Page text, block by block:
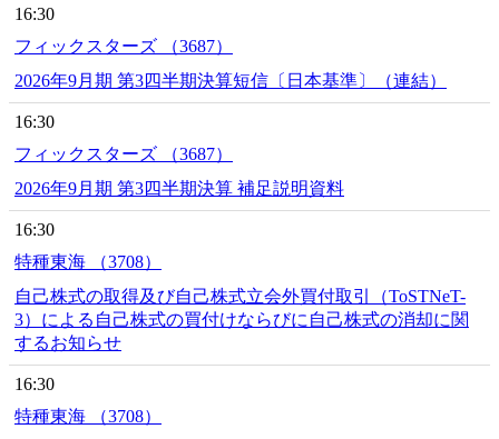
16:30
フィックスターズ （3687）
2026年9月期 第3四半期決算短信〔日本基準〕（連結）
16:30
フィックスターズ （3687）
2026年9月期 第3四半期決算 補足説明資料
16:30
特種東海 （3708）
自己株式の取得及び自己株式立会外買付取引（ToSTNeT-
3）による自己株式の買付けならびに自己株式の消却に関
するお知らせ
16:30
特種東海 （3708）